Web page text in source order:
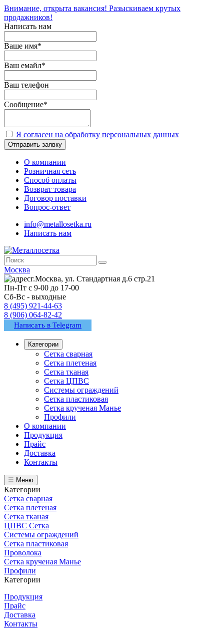
Внимание, открыта вакансия! Разыскиваем крутых
продажников!
Написать нам
Ваше имя*
Ваш емайл*
Ваш телефон
Сообщение*
Я согласен на обработку персональных данных
Отправить заявку
О компании
Розничная сеть
Способ оплаты
Возврат товара
Договор поставки
Вопрос-ответ
info@metallosetka.ru
Написать нам
Москва
г.Москва, ул. Стандартная д.6 стр.21
Пн-Пт с 9-00 до 17-00
Сб-Вс - выходные
8 (495) 921-44-63
8 (906) 064-82-42
Написать в Telegram
Категории
Сетка сварная
Сетка плетеная
Сетка тканая
Сетка ЦПВС
Системы ограждений
Сетка пластиковая
Сетка крученая Манье
Профили
О компании
Продукция
Прайс
Доставка
Контакты
☰ Меню
Категории
Сетка сварная
Сетка плетеная
Сетка тканая
ЦПВС Сетка
Системы ограждений
Сетка пластиковая
Проволока
Сетка крученая Манье
Профили
Категории
Продукция
Прайс
Доставка
Контакты